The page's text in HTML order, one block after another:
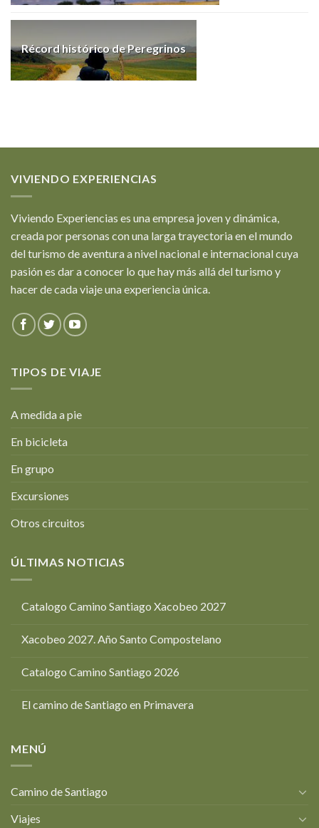
Récord histórico de Peregrinos
VIVIENDO EXPERIENCIAS
Viviendo Experiencias es una empresa joven y dinámica,
creada por personas con una larga trayectoria en el mundo
del turismo de aventura a nivel nacional e internacional cuya
pasión es dar a conocer lo que hay más allá del turismo y
hacer de cada viaje una experiencia única.
TIPOS DE VIAJE
A medida a pie
En bicicleta
En grupo
Excursiones
Otros circuitos
ÚLTIMAS NOTICIAS
Catalogo Camino Santiago Xacobeo 2027
Xacobeo 2027. Año Santo Compostelano
Catalogo Camino Santiago 2026
El camino de Santiago en Primavera
MENÚ
Camino de Santiago
Viajes